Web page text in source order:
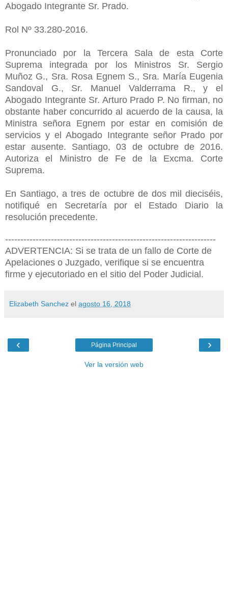
Abogado Integrante Sr. Prado.
Rol Nº 33.280-2016.
Pronunciado por la Tercera Sala de esta Corte
Suprema integrada por los Ministros Sr. Sergio
Muñoz G., Sra. Rosa Egnem S., Sra. María Eugenia
Sandoval G., Sr. Manuel Valderrama R., y el
Abogado Integrante Sr. Arturo Prado P. No firman, no
obstante haber concurrido al acuerdo de la causa, la
Ministra señora Egnem por estar en comisión de
servicios y el Abogado Integrante señor Prado por
estar ausente. Santiago, 03 de octubre de 2016.
Autoriza el Ministro de Fe de la Excma. Corte
Suprema.
En Santiago, a tres de octubre de dos mil dieciséis,
notifiqué en Secretaría por el Estado Diario la
resolución precedente.
---------------------------------------------------------------------
ADVERTENCIA: Si se trata de un fallo de Corte de
Apelaciones o Juzgado, verifique si se encuentra
firme y ejecutoriado en el sitio del Poder Judicial.
Elizabeth Sanchez el agosto 16, 2018
‹ ›
Página Principal
Ver la versión web